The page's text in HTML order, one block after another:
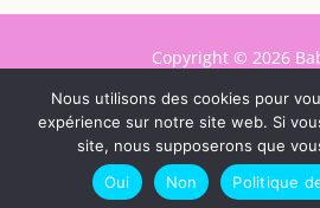
Copyright © 2026
Contact
Mentions
Politique de
Nous utilisons des cookies pour
expérience sur notre site web. Si
site, nous supposerons que
Oui
Non Politique